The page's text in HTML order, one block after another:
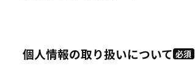
個人情報の取り扱いについて 必須